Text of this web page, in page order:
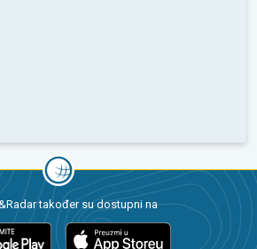
također su dostupni na